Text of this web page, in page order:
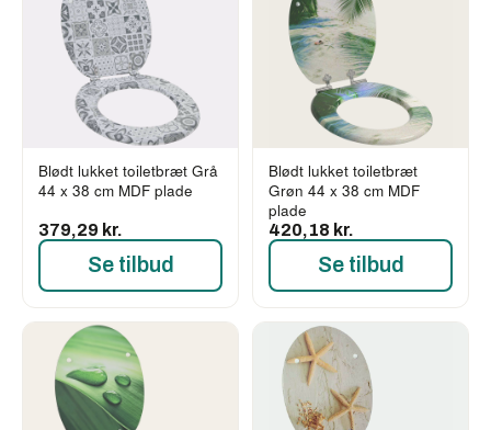
Blødt lukket toiletbræt Grå
44 x 38 cm MDF plade
379,29 kr.
Se tilbud
Blødt lukket toiletbræt
Grøn 44 x 38 cm MDF
plade
420,18 kr.
Se tilbud